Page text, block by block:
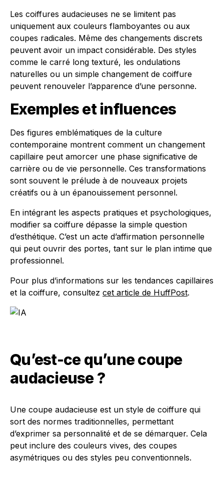
Les coiffures audacieuses ne se limitent pas
uniquement aux couleurs flamboyantes ou aux
coupes radicales. Même des changements discrets
peuvent avoir un impact considérable. Des styles
comme le carré long texturé, les ondulations
naturelles ou un simple changement de coiffure
peuvent renouveler l’apparence d’une personne.
Exemples et influences
Des figures emblématiques de la culture
contemporaine montrent comment un changement
capillaire peut amorcer une phase significative de
carrière ou de vie personnelle. Ces transformations
sont souvent le prélude à de nouveaux projets
créatifs ou à un épanouissement personnel.
En intégrant les aspects pratiques et psychologiques,
modifier sa coiffure dépasse la simple question
d’esthétique. C’est un acte d’affirmation personnelle
qui peut ouvrir des portes, tant sur le plan intime que
professionnel.
Pour plus d’informations sur les tendances capillaires
et la coiffure, consultez cet article de HuffPost.
Qu’est-ce qu’une coupe
audacieuse ?
Une coupe audacieuse est un style de coiffure qui
sort des normes traditionnelles, permettant
d’exprimer sa personnalité et de se démarquer. Cela
peut inclure des couleurs vives, des coupes
asymétriques ou des styles peu conventionnels.